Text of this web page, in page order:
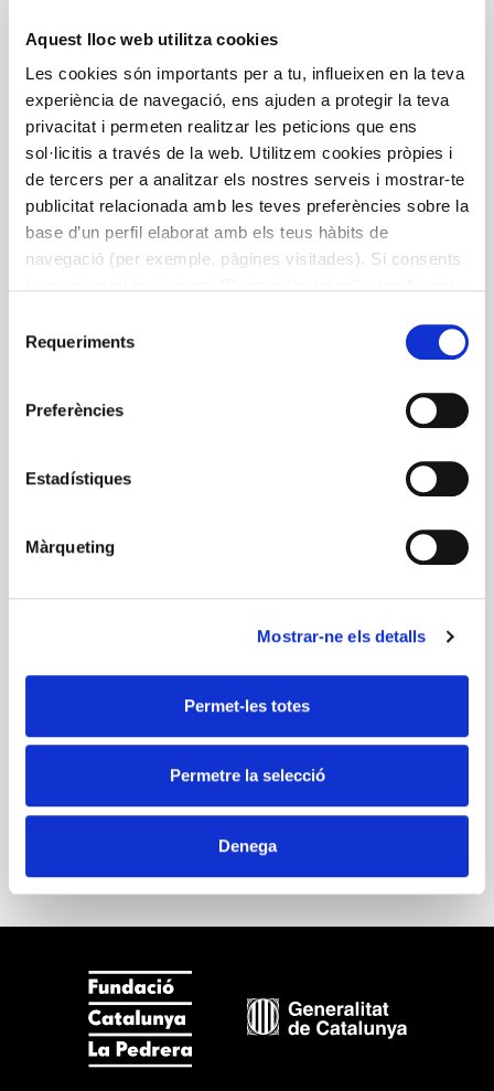
Aquest lloc web utilitza cookies
Les cookies són importants per a tu, influeixen en la teva
experiència de navegació, ens ajuden a protegir la teva
privacitat i permeten realitzar les peticions que ens
sol·licitis a través de la web. Utilitzem cookies pròpies i
de tercers per a analitzar els nostres serveis i mostrar-te
publicitat relacionada amb les teves preferències sobre la
base d’un perfil elaborat amb els teus hàbits de
navegació (per exemple, pàgines visitades). Si consents
informació a la nostra
Requeriments
Preferències
Estadístiques
Màrqueting
Mostrar-ne els detalls
Permet-les totes
Permetre la selecció
Denega
restriccions alimentàries, és el principal objectiu d’aquest
àmbit d’actuació. Per a assolir-ho, treballem en la recerca,
la creació i la divulgació de coneixement per a crear
solucions pràctiques i ajudar en la gestió diària de
l’alimentació, en diferents etapes de la vida.
Treballem amb professionals del món de l’alimentació i
sector sociosanitari, a professors i cuidadors que tenen cura
de persones amb diferents situacions de salut i en les quals
l’alimentació adequada a cada situació és essencial.
Gent gran i envelliment saludable
situacions especials
Millora de la restauració col·lectiva i social